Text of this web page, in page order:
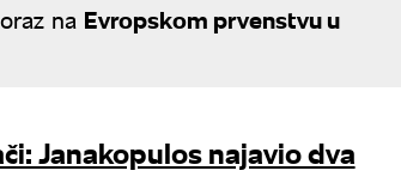
na Evropskom prvenstvu u
Janakopulos najavio dva